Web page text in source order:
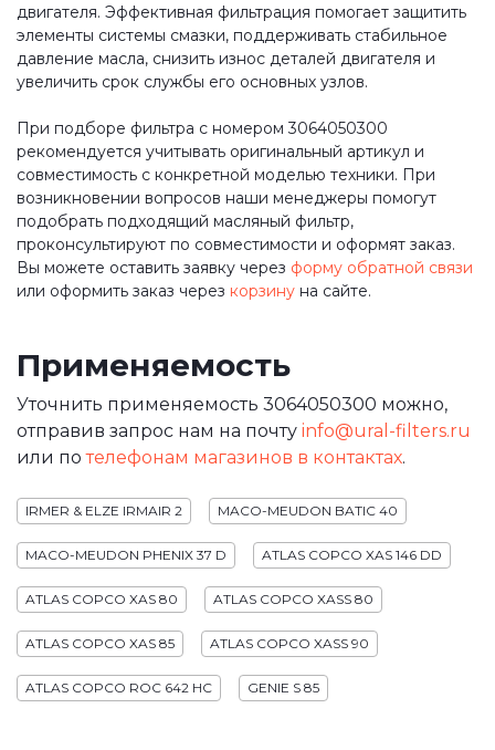
двигателя. Эффективная фильтрация помогает защитить
элементы системы смазки, поддерживать стабильное
давление масла, снизить износ деталей двигателя и
увеличить срок службы его основных узлов.
При подборе фильтра с номером 3064050300
рекомендуется учитывать оригинальный артикул и
совместимость с конкретной моделью техники. При
возникновении вопросов наши менеджеры помогут
подобрать подходящий масляный фильтр,
проконсультируют по совместимости и оформят заказ.
Вы можете оставить заявку через форму обратной связи
или оформить заказ через корзину на сайте.
Применяемость
Уточнить применяемость 3064050300 можно,
отправив запрос нам на почту info@ural-filters.ru
или потелефонам магазинов в контактах.
IRMER & ELZE IRMAIR 2 MACO-MEUDON BATIC 40
MACO-MEUDON PHENIX 37 D ATLAS COPCO XAS 146 DD
ATLAS COPCO XAS 80 ATLAS COPCO XASS 80
ATLAS COPCO XAS 85 ATLAS COPCO XASS 90
ATLAS COPCO ROC 642 HC GENIE S 85